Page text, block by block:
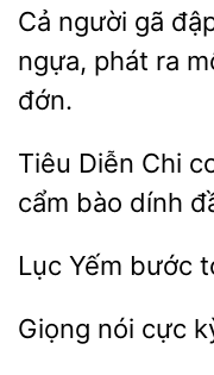
Cả người gã
ngựa, phát ra
đớn.
Diễn Chi
cẩm bào
Lục bước
nói cực